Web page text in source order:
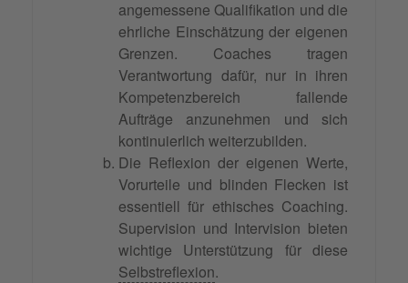
angemessene Qualifikation und die
ehrliche Einschätzung der eigenen
Grenzen. Coaches tragen
Verantwortung dafür, nur in ihren
Kompetenzbereich fallende
Aufträge anzunehmen und sich
kontinuierlich weiterzubilden.
Die Reflexion der eigenen Werte,
Vorurteile und blinden Flecken ist
essentiell für ethisches Coaching.
Supervision und Intervision bieten
wichtige Unterstützung für diese
Selbstreflexion.